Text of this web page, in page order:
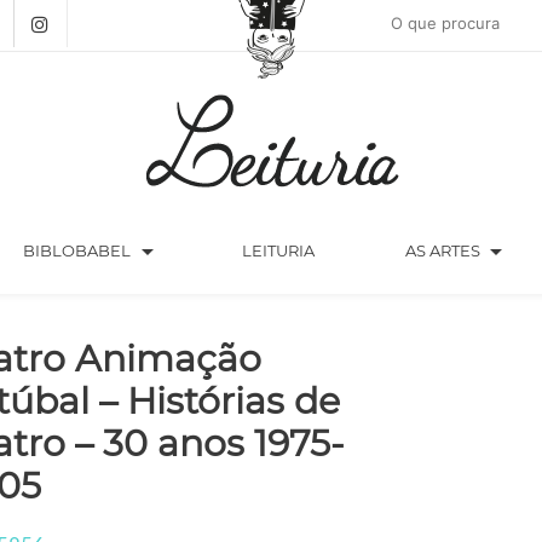
BIBLOBABEL arrow_drop_down LEITURIA AS ARTES arrow_drop_down
Animação
– Histórias de
– 30 anos 1975-